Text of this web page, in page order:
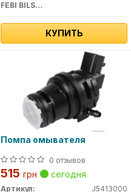
FEBI BILSTEIN
КУПИТЬ
Помпа омывателя
0 отзывов
515 грн сегодня
Артикул: J5413000